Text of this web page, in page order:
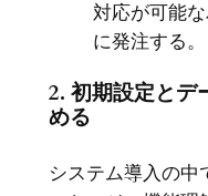
対応が可能
に発注する。
2. 初期設定とデ
める
システム導入の中